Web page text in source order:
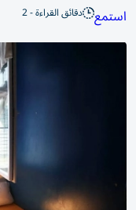
استمع دقائق القراءة - 2